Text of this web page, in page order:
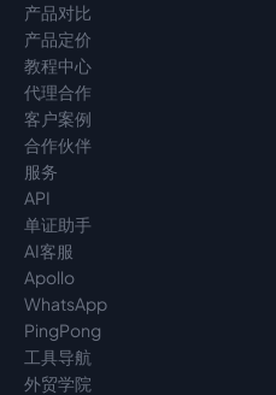
产品对比
产品定价
教程中心
代理合作
客户案例
合作伙伴
服务
API
单证助手
AI客服
Apollo
WhatsApp
PingPong
工具导航
外贸学院